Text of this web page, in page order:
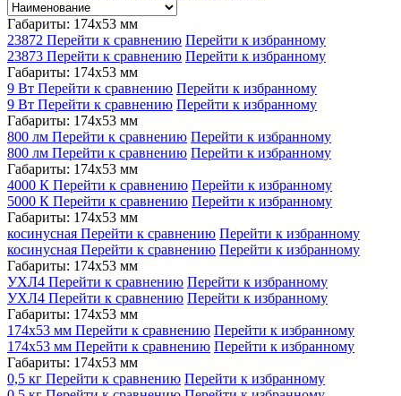
Габариты: 174x53 мм
23872 Перейти к сравнению Перейти к избранному
23873 Перейти к сравнению Перейти к избранному
Габариты: 174x53 мм
9 Вт Перейти к сравнению Перейти к избранному
9 Вт Перейти к сравнению Перейти к избранному
Габариты: 174x53 мм
800 лм Перейти к сравнению Перейти к избранному
800 лм Перейти к сравнению Перейти к избранному
Габариты: 174x53 мм
4000 К Перейти к сравнению Перейти к избранному
5000 К Перейти к сравнению Перейти к избранному
Габариты: 174x53 мм
косинусная Перейти к сравнению Перейти к избранному
косинусная Перейти к сравнению Перейти к избранному
Габариты: 174x53 мм
УХЛ4 Перейти к сравнению Перейти к избранному
УХЛ4 Перейти к сравнению Перейти к избранному
Габариты: 174x53 мм
174x53 мм Перейти к сравнению Перейти к избранному
174x53 мм Перейти к сравнению Перейти к избранному
Габариты: 174x53 мм
0,5 кг Перейти к сравнению Перейти к избранному